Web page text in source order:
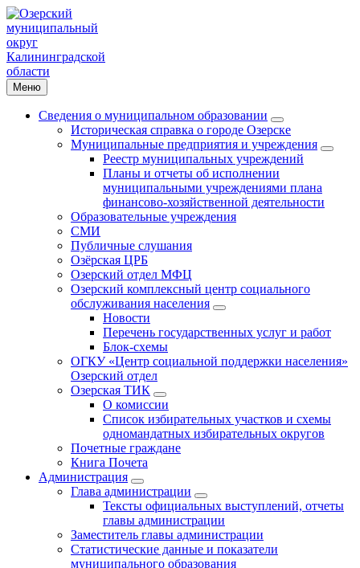
Меню
Сведения о муниципальном образовании
Историческая справка о городе Озерске
Муниципальные предприятия и учреждения
Реестр муниципальных учреждений
Планы и отчеты об исполнении
муниципальными учреждениями плана
финансово-хозяйственной деятельности
Образовательные учреждения
СМИ
Публичные слушания
Озёрская ЦРБ
Озерский отдел МФЦ
Озерский комплексный центр социального
обслуживания населения
Новости
Перечень государственных услуг и работ
Блок-схемы
ОГКУ «Центр социальной поддержки населения»
Озерский отдел
Озерская ТИК
О комиссии
Список избирательных участков и схемы
одномандатных избирательных округов
Почетные граждане
Книга Почета
Администрация
Глава администрации
Тексты официальных выступлений, отчеты
главы администрации
Заместитель главы администрации
Статистические данные и показатели
муниципального образования